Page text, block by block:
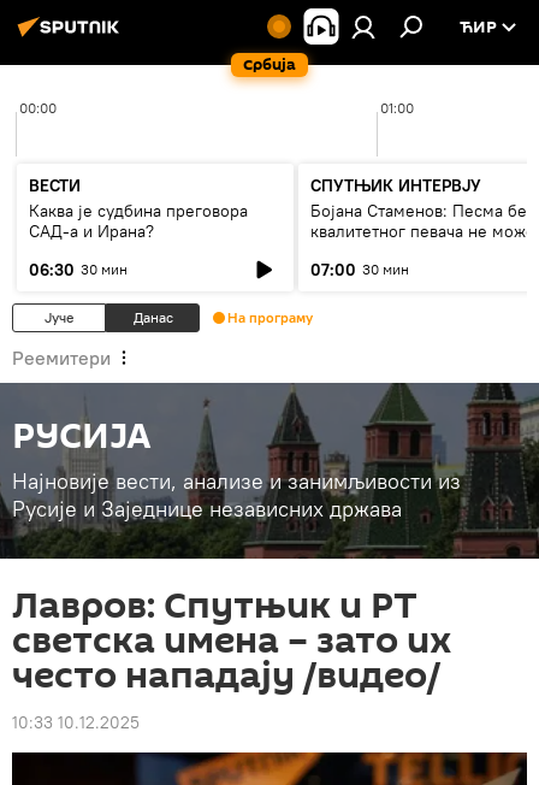
Србија
ЋИР
00:00 01:00
ВЕСТИ
Каква је судбина преговора
САД-а и Ирана?
06:30 30 мин
СПУТЊИК ИНТЕРВЈУ
Бојана Стаменов: Песма без
квалитетног певача не може
07:00 30 мин
Јуче Данас На програму
Реемитери
РУСИЈА
Најновије вести, анализе и занимљивости из
Русије и Заједнице независних држава
Лавров: Спутњик и РТ
светска имена – зато их
често нападају /видео/
10:33 10.12.2025